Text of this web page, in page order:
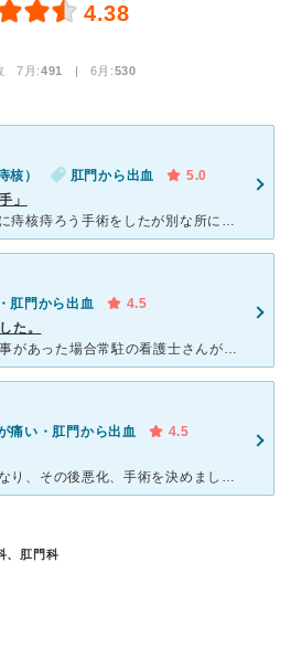
4.38
7月:491 | 6月:530
核） 肛門から出血
5.0
」
[症状・来院理由] ２５年前に痔核痔ろう手術をしたが別な所に内痔核ができ出血するようになった為。 [医師の診断・治療法] ２５年前の手術の跡は後ろ側にあり硬くなっています。 今回の痔核は前側に
肛門から出血
4.5
た。
①入院中の痛み等、心配な事があった場合常駐の看護士さんが親切に対応してくれます。 ②食事 ⇒手術当日は、絶食となる様ですが私の場合は、夜食におにぎり二個、具無しスープ(濃い味で美味)が出されま
痛い・肛門から出血
4.5
[症状・来院理由] 産後痔になり、その後悪化、手術を決めました [医師の診断・治療法] 2日で退院予定でしたが、術後痛みもあり、すんなり立ったり座ったりとスムーズにいかず 看護婦の方から、痛む
、肛門科